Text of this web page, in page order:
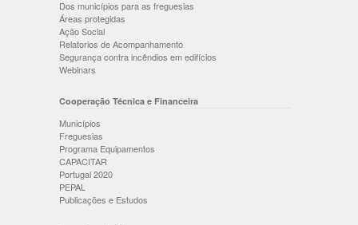
Dos municípios para as freguesias
Áreas protegidas
Ação Social
Relatorios de Acompanhamento
Segurança contra incêndios em edifícios
Webinars
Cooperação Técnica e Financeira
Municípios
Freguesias
Programa Equipamentos
CAPACITAR
Portugal 2020
PEPAL
Publicações e Estudos